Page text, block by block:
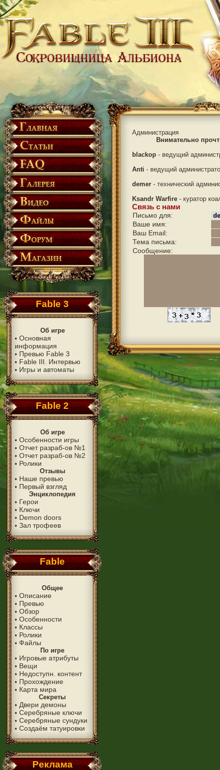
Fable 3
Об игре
• Основная
информация
• Превью Fable 3
• Fable III. Интервью
• Игры и автоматы
Fable 2
Об игре
• Особенности игры
• Отчет разраб-ов №1
• Отчет разраб-ов №2
• Ролики
Отзывы
• Наше превью
• Первый взгляд
Энциклопедия
• Герои
• Ключи
• Demon doors
• Зал трофеев
Fable
Общее
• Описание
• Превью
• Обзор
• Особенности
• Классы
• Ролики
• Файлы
По игре
• Игровые атрибуты
• Вещи
• Недоступн. контент
• Прохождение
• Карта мира
Секреты
• Двери демоны
• Серебряные ключи
• Серебряные сундуки
• Создаём татуировки
Реклама
Администрация
Внимательно
blackop - ведущий
Anti - ведущий
demer - технический
Ksandr Warfire - куратор
Связь с нами
Письмо для:
Ваше имя:
Ваш Email:
Тема письма:
Сообщение: